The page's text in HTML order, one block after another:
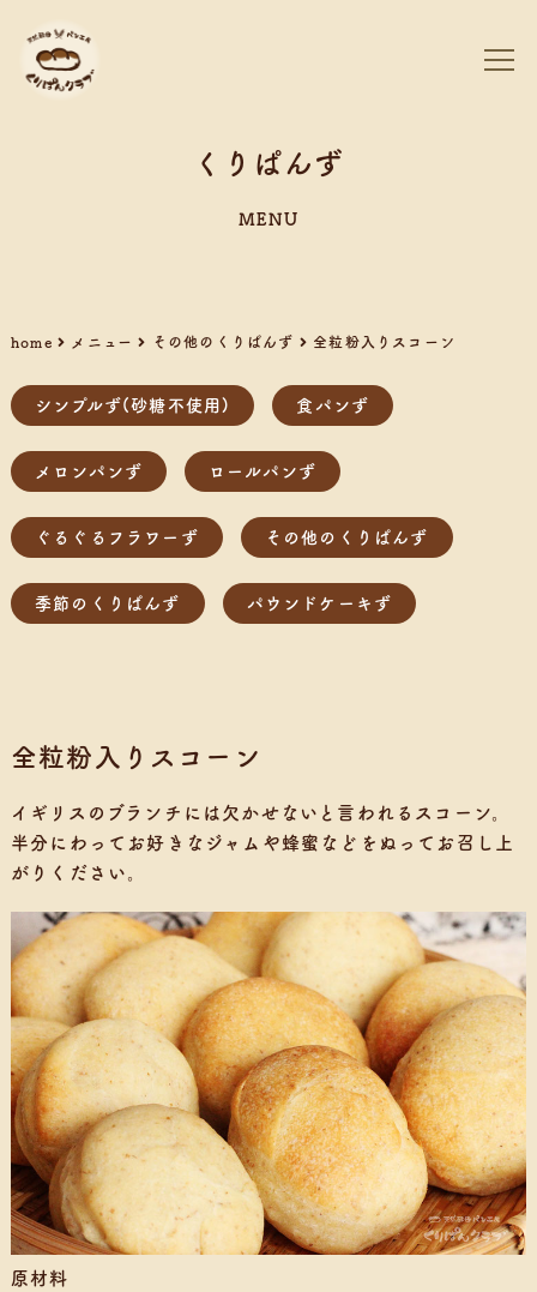
くりぱんず
MENU
home メニュー その他のくりぱんず 全粒粉入りスコーン
シンプルず(砂糖不使用) 食パンず
メロンパンず ロールパンず
ぐるぐるフラワーず その他のくりぱんず
季節のくりぱんず パウンドケーキず
全粒粉入りスコーン
イギリスのブランチには欠かせないと言われるスコーン。
半分にわってお好きなジャムや蜂蜜などをぬってお召し上
がりください。
原材料